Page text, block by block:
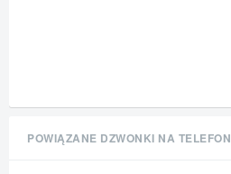
POWIĄZANE DZWONKI NA TELEFON